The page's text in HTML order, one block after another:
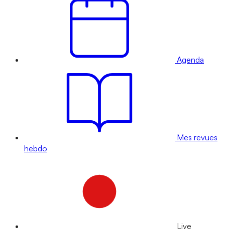
Agenda
Mes revues
hebdo
Live